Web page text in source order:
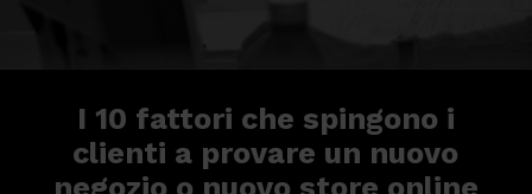
I 10 fattori che spingono i
clienti a provare un nuovo
negozio o nuovo store online